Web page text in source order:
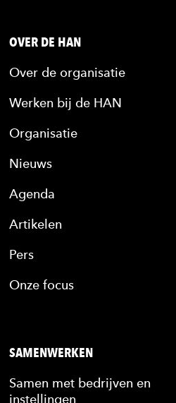
OVER DE HAN
Over de organisatie
Werken bij de HAN
Organisatie
Nieuws
Agenda
Artikelen
Pers
Onze focus
SAMENWERKEN
Samen met bedrijven en
instellingen